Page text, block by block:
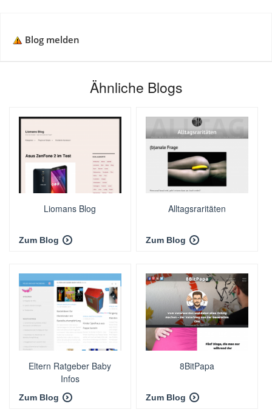
Blog melden
Ähnliche Blogs
Liomans Blog
Zum Blog
Alltagsraritäten
Zum Blog
Eltern Ratgeber Baby
Infos
Zum Blog
8BitPapa
Zum Blog